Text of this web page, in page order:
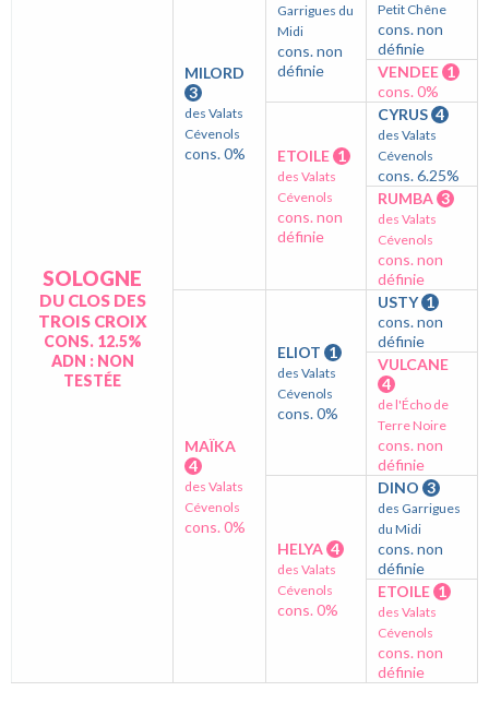
SOLOGNE
DU CLOS DES
TROIS CROIX
CONS. 12.5%
ADN : NON
TESTÉE
MILORD
3
des Valats
Cévenols
cons. 0%
Garrigues du
Midi
cons. non
définie
Petit Chêne
cons. non
définie
VENDEE 1
cons. 0%
ETOILE 1
des Valats
Cévenols
cons. non
définie
CYRUS 4
des Valats
Cévenols
cons. 6.25%
RUMBA 3
des Valats
Cévenols
cons. non
définie
MAÏKA
4
des Valats
Cévenols
cons. 0%
ELIOT 1
des Valats
Cévenols
cons. 0%
USTY 1
cons. non
définie
VULCANE
4
de l'Écho de
Terre Noire
cons. non
définie
HELYA 4
des Valats
Cévenols
cons. 0%
DINO 3
des Garrigues
du Midi
cons. non
définie
ETOILE 1
des Valats
Cévenols
cons. non
définie